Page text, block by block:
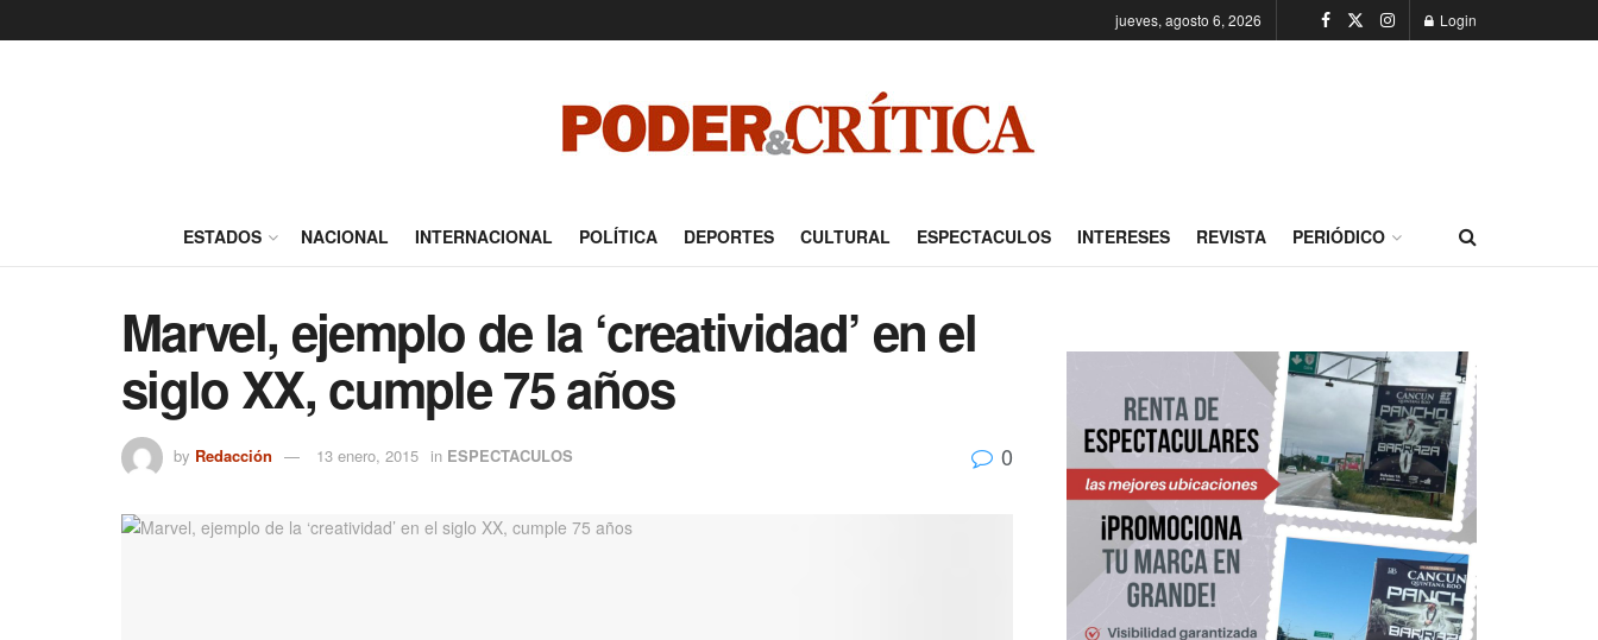
jueves, agosto 6, 2026 Login
ESTADOS NACIONAL INTERNACIONAL POLÍTICA DEPORTES CULTURAL ESPECTACULOS INTERESES REVISTA PERIÓDICO
Marvel, ejemplo de la ‘creatividad’ en el
siglo XX, cumple 75 años
by Redacción 13 enero, 2015 in ESPECTACULOS 0